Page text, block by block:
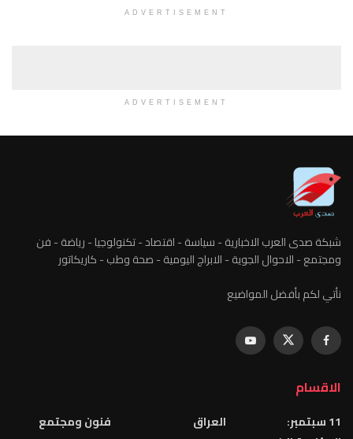
- سياسة - اقتصاد - تكنولوجيا - رياضة - فن
- الابراج اليومية - صحة وطب - كاريكاتور
العراق
فنون ومجتمع